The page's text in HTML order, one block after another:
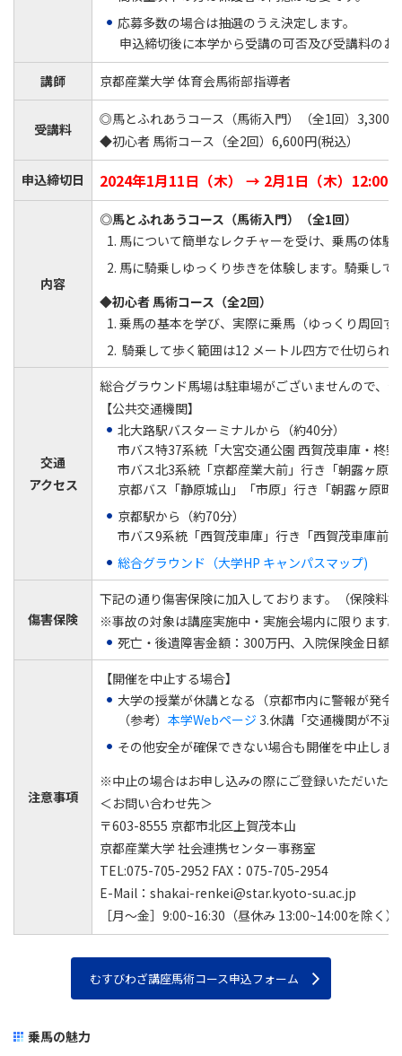
応募多数の場合は抽選のうえ決定します。
申込締切後に本学から受講の可否及び受講料のお
講師 京都産業大学 体育会馬術部指導者
受講料
◎馬とふれあうコース（馬術入門）（全1回）3,300
◆初心者 馬術コース（全2回）6,600円(税込）
申込締切日 2024年1月11日（木） → 2月1日 （木） 12:00
内容
◎馬とふれあうコース（馬術入門）（全1回）
馬について簡単なレクチャーを受け、乗馬の体
馬に騎乗しゆっくり歩きを体験します。騎乗し
◆初心者 馬術コース（全2回）
乗馬の基本を学び、実際に乗馬（ゆっくり周回
騎乗して歩く範囲は12 メートル四方で仕切られ
交通
アクセス
総合グラウンド馬場は駐車場がございませんので、
【公共交通機関】
北大路駅バスターミナルから（約40分）
市バス特37系統「大宮交通公園 西賀茂車庫・柊
市バス北3系統「京都産業大前」行き「朝露ヶ原
京都バス「静原城山」「市原」行き「朝露ヶ原町
京都駅から（約70分）
市バス9系統「西賀茂車庫」行き「西賀茂車庫前
総合グラウンド（大学HP キャンパスマップ)
傷害保険
下記の通り傷害保険に加入しております。（保険料
※事故の対象は講座実施中・実施会場内に限ります。
死亡・後遺障害金額：300万円、入院保険金日額
注意事項
【開催を中止する場合】
大学の授業が休講となる（京都市内に警報が発
（参考）本学Webページ 3.休講「交通機関が不通
その他安全が確保できない場合も開催を中止しま
※中止の場合はお申し込みの際にご登録いただいた
＜お問い合わせ先＞
〒603-8555 京都市北区上賀茂本山
京都産業大学 社会連携センター事務室
TEL:075-705-2952 FAX：075-705-2954
E-Mail：shakai-renkei@star.kyoto-su.ac.jp
［月～金］9:00~16:30（昼休み 13:00~14:00を除く）
むすびわざ講座馬術コース申込フォーム
乗馬の魅力